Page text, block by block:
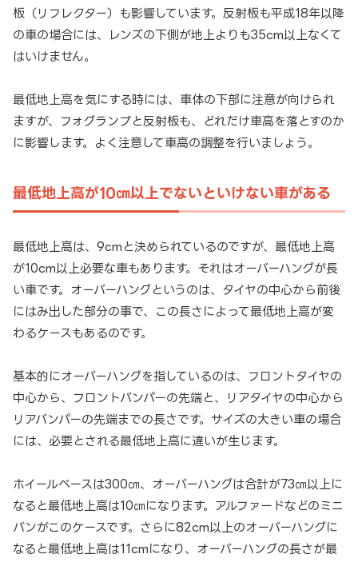
板（リフレクター）も影響しています。反射板も平成18年以降
の車の場合には、レンズの下側が地上よりも35cm以上なくて
はいけません。
最低地上高を気にする時には、車体の下部に注意が向けられ
ますが、フォグランプと反射板も、どれだけ車高を落とすのか
に影響します。よく注意して車高の調整を行いましょう。
最低地上高が10㎝以上でないといけない車がある
最低地上高は、9cmと決められているのですが、最低地上高
が10cm以上必要な車もあります。それはオーバーハングが長
い車です。オーバーハングというのは、タイヤの中心から前後
にはみ出した部分の事で、この長さによって最低地上高が変
わるケースもあるのです。
基本的にオーバーハングを指しているのは、フロントタイヤの
中心から、フロントバンパーの先端と、リアタイヤの中心から
リアバンパーの先端までの長さです。サイズの大きい車の場合
には、必要とされる最低地上高に違いが生じます。
ホイールベースは300㎝、オーバーハングは合計が73㎝以上に
なると最低地上高は10㎝になります。アルファードなどのミニ
バンがこのケースです。さらに82cm以上のオーバーハングに
なると最低地上高は11cmになり、オーバーハングの長さが最